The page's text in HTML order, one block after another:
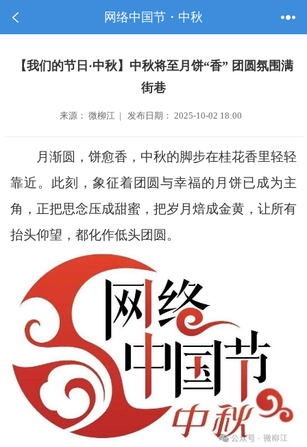
网络中国节・中秋
【我们的节日·中秋】中秋将至月饼“香” 团圆氛围满
街巷
来源： 微柳江 | 发布日期： 2025-10-02 18:00
月渐圆，饼愈香，中秋的脚步在桂花香里轻轻
靠近。此刻，象征着团圆与幸福的月饼已成为主
角，正把思念压成甜蜜，把岁月焙成金黄，让所有
抬头仰望，都化作低头团圆。